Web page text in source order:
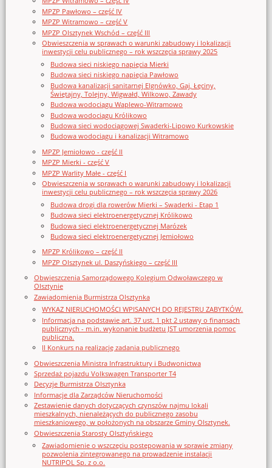
MPZP Pawłowo – część IV
MPZP Witramowo – część V
MPZP Olsztynek Wschód – część III
Obwieszczenia w sprawach o warunki zabudowy i lokalizacji
inwestycji celu publicznego – rok wszczęcia sprawy 2025
Budowa sieci niskiego napięcia Mierki
Budowa sieci niskiego napięcia Pawłowo
Budowa kanalizacji sanitarnej Elgnówko, Gaj, Łęciny,
Świętajny, Tolejny, Wigwałd, Wilkowo, Zawady
Budowa wodociągu Waplewo-Witramowo
Budowa wodociągu Królikowo
Budowa sieci wodociągowej Swaderki-Lipowo Kurkowskie
Budowa wodociągu i kanalizacji Witramowo
MPZP Jemiołowo - część II
MPZP Mierki - część V
MPZP Warlity Małe - część I
Obwieszczenia w sprawach o warunki zabudowy i lokalizacji
inwestycji celu publicznego – rok wszczęcia sprawy 2026
Budowa drogi dla rowerów Mierki – Swaderki - Etap 1
Budowa sieci elektroenergetycznej Królikowo
Budowa sieci elektroenergetycznej Marózek
Budowa sieci elektroenergetycznej Jemiołowo
MPZP Królikowo – część II
MPZP Olsztynek ul. Daszyńskiego – część III
Obwieszczenia Samorządowego Kolegium Odwoławczego w
Olsztynie
Zawiadomienia Burmistrza Olsztynka
WYKAZ NIERUCHOMOŚCI WPISANYCH DO REJESTRU ZABYTKÓW.
Informacja na podstawie art. 37 ust. 1 pkt 2 ustawy o finansach
publicznych - m.in. wykonanie budżetu JST umorzenia pomoc
publiczna.
II Konkurs na realizację zadania publicznego
Obwieszczenia Ministra Infrastruktury i Budwonictwa
Sprzedaż pojazdu Volkswagen Transporter T4
Decyzje Burmistrza Olsztynka
Informacje dla Zarządców Nieruchomości
Zestawienie danych dotyczących czynszów najmu lokali
mieszkalnych, nienależących do publicznego zasobu
mieszkaniowego, w położonych na obszarze Gminy Olsztynek.
Obwieszczenia Starosty Olsztyńskiego
Zawiadomienie o wszczęciu postępowania w sprawie zmiany
pozwolenia zintegrowanego na prowadzenie instalacji
NUTRIPOL Sp. z o.o.